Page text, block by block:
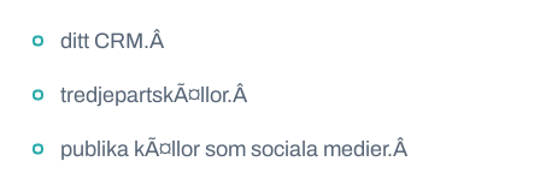
ditt CRM.Â
tredjepartskÃ¤llor.Â
publika kÃ¤llor som sociala medier.Â